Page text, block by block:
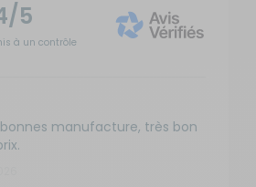
5
à un contrôle
manufacture, très bon